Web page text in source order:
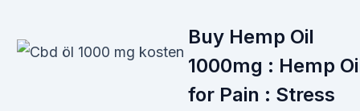
Buy Hemp Oil
1000mg : Hemp
for Pain : Stress